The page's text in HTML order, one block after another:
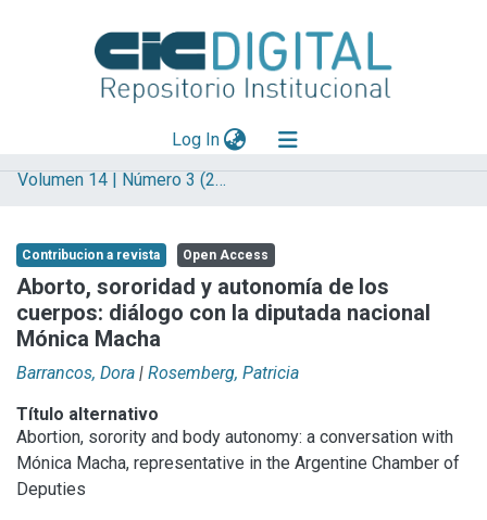
Log In(current)
Explorar
Aportar material
Statistics
Volumen 14 | Número 3 (2018)
Contribucion a revista Open Access
Aborto, sororidad y autonomía de los
cuerpos: diálogo con la diputada nacional
Mónica Macha
Barrancos, Dora | Rosemberg, Patricia
Título alternativo
Abortion, sorority and body autonomy: a conversation with
Mónica Macha, representative in the Argentine Chamber of
Deputies